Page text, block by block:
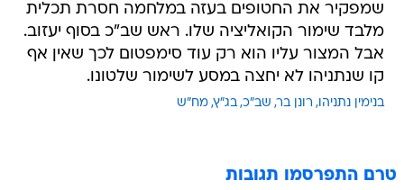
שמפקיר את החטופים בעזה במלחמה חסרת תכלית
מלבד שימור הקואליציה שלו. ראש שב"כ בסוף יעזוב.
אבל המצור עליו הוא רק עוד סימפטום לכך שאין אף
קו שנתניהו לא יחצה במסע לשימור שלטונו.
בנימין נתניהו רונן בר שב"כ בג"ץ מח"ש
טרם התפרסמו תגובות